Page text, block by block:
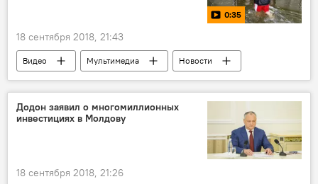
0:35
18 сентября 2018, 21:43
Видео Мультимедиа
Новости
США
Северная Каролина
Додон заявил о многомиллионных
инвестициях в Молдову
18 сентября 2018, 21:26